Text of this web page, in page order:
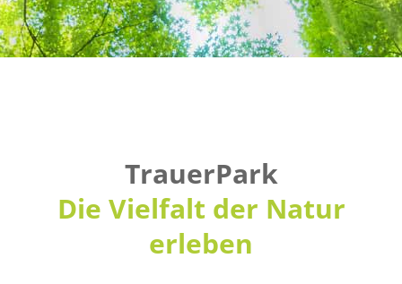
TrauerPark
Die Vielfalt der Natur
erleben